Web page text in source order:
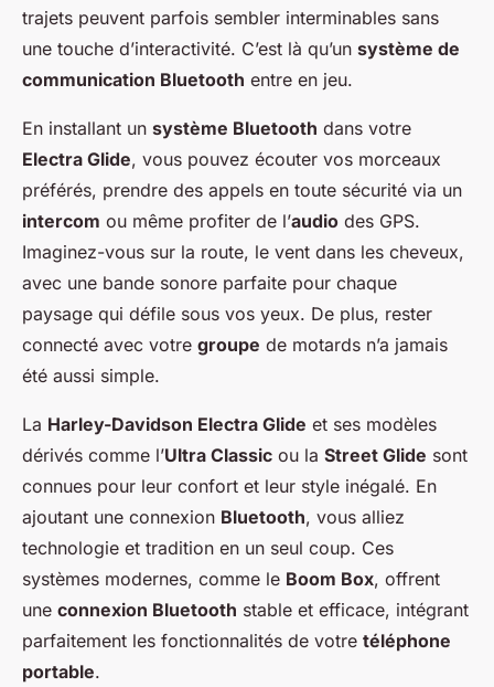
trajets peuvent parfois sembler interminables sans
une touche d’interactivité. C’est là qu’un système de
communication Bluetooth entre en jeu.
En installant un système Bluetooth dans votre
Electra Glide, vous pouvez écouter vos morceaux
préférés, prendre des appels en toute sécurité via un
intercom ou même profiter de l’audio des GPS.
Imaginez-vous sur la route, le vent dans les cheveux,
avec une bande sonore parfaite pour chaque
paysage qui défile sous vos yeux. De plus, rester
connecté avec votre groupe de motards n’a jamais
été aussi simple.
La Harley-Davidson Electra Glide et ses modèles
dérivés comme l’Ultra Classic ou la Street Glide sont
connues pour leur confort et leur style inégalé. En
ajoutant une connexion Bluetooth, vous alliez
technologie et tradition en un seul coup. Ces
systèmes modernes, comme le Boom Box, offrent
une connexion Bluetooth stable et efficace, intégrant
parfaitement les fonctionnalités de votre téléphone
portable.